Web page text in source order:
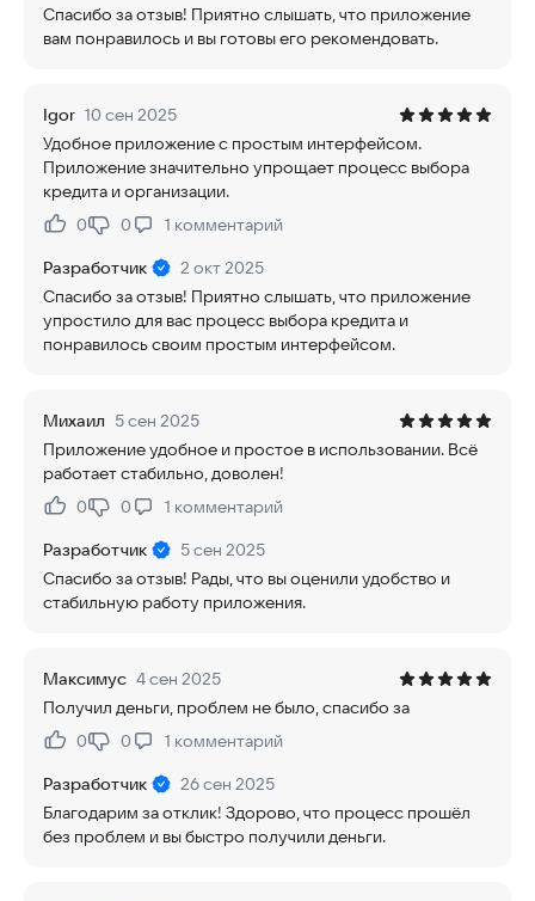
Спасибо за отзыв! Приятно слышать, что приложение
вам понравилось и вы готовы его рекомендовать.
Igor 10 сен 2025
Удобное приложение с простым интерфейсом.
Приложение значительно упрощает процесс выбора
кредита и организации.
Нравится:
0Не нравится:
0 1 комментарий
Разработчик
2 окт 2025
Спасибо за отзыв! Приятно слышать, что приложение
упростило для вас процесс выбора кредита и
понравилось своим простым интерфейсом.
Михаил 5 сен 2025
Приложение удобное и простое в использовании. Всё
работает стабильно, доволен!
Нравится:
0Не нравится:
0 1 комментарий
Разработчик
5 сен 2025
Спасибо за отзыв! Рады, что вы оценили удобство и
стабильную работу приложения.
Максимус 4 сен 2025
Получил деньги, проблем не было, спасибо за
Нравится:
0Не нравится:
0 1 комментарий
Разработчик
26 сен 2025
Благодарим за отклик! Здорово, что процесс прошёл
без проблем и вы быстро получили деньги.